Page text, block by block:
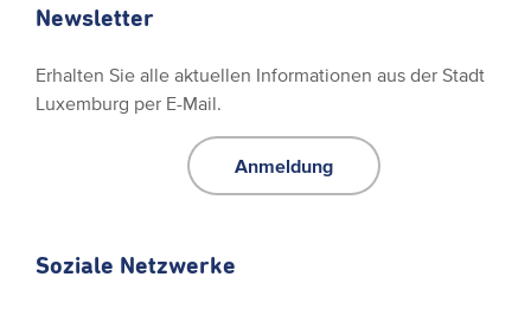
Newsletter
Erhalten Sie alle aktuellen Informationen aus der Stadt
Luxemburg per E-Mail.
Anmeldung
Soziale Netzwerke